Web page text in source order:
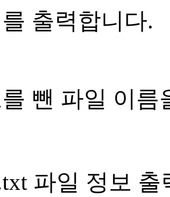
출력합니다.
뺀 파일 이름
파일 정보 출